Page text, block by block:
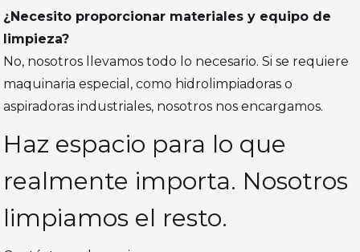
¿Necesito proporcionar materiales y equipo de
limpieza?
No, nosotros llevamos todo lo necesario. Si se requiere
maquinaria especial, como hidrolimpiadoras o
aspiradoras industriales, nosotros nos encargamos.
Haz espacio para lo que
realmente importa. Nosotros
limpiamos el resto.